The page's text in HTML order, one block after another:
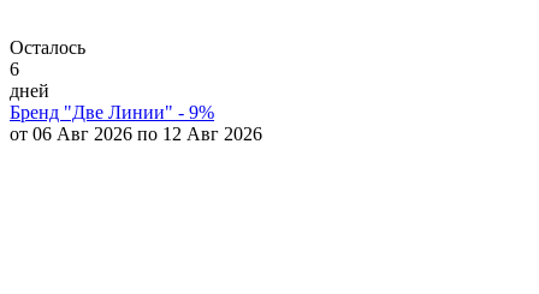
Осталось
6
дней
Бренд "Две Линии" - 9%
от 06 Авг 2026 по 12 Авг 2026